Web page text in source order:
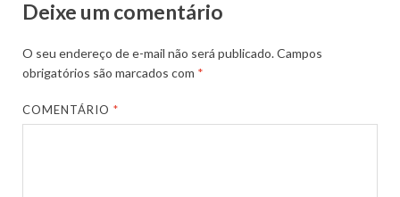
Deixe um comentário
O seu endereço de e-mail não será publicado.Campos
obrigatórios são marcados com *
COMENTÁRIO*